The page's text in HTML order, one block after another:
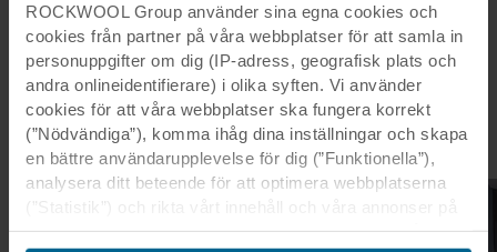
ROCKWOOL Group använder sina egna cookies och
cookies från partner på våra webbplatser för att samla in
personuppgifter om dig (IP-adress, geografisk plats och
andra onlineidentifierare) i olika syften. Vi använder
cookies för att våra webbplatser ska fungera korrekt
(”Nödvändiga”), komma ihåg dina inställningar och skapa
en bättre användarupplevelse för dig (”Funktionella”),
analysera ditt beteende för att optimera webbplatserna
sociala medier och externa webbplatser baserat på ditt
Artiklar om WELL